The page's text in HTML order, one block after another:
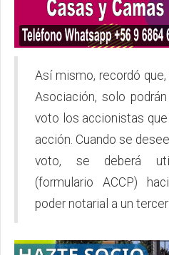
Así mismo, recordó
Asociación, solo
voto los accionistas
acción. Cuando se
voto, se deberá
(formulario ACCP)
poder notarial a un